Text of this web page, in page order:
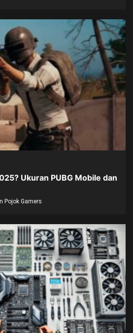
Ukuran PUBG Mobile dan
Pojok Gamers